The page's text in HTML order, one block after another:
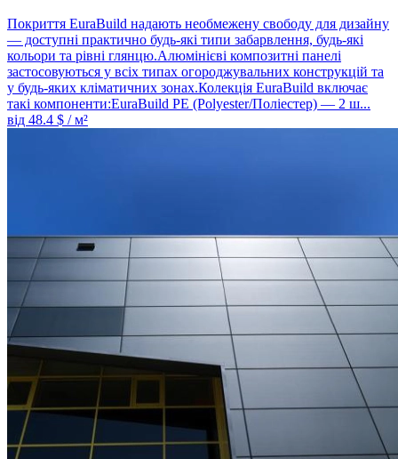
Покриття EuraBuild надають необмежену свободу для дизайну
— доступні практично будь-які типи забарвлення, будь-які
кольори та рівні глянцю.Алюмінієві композитні панелі
застосовуються у всіх типах огороджувальних конструкцій та
у будь-яких кліматичних зонах.Колекція EuraBuild включає
такі компоненти:EuraBuild PE (Polyester/Поліестер) — 2 ш...
від 48.4 $ / м²